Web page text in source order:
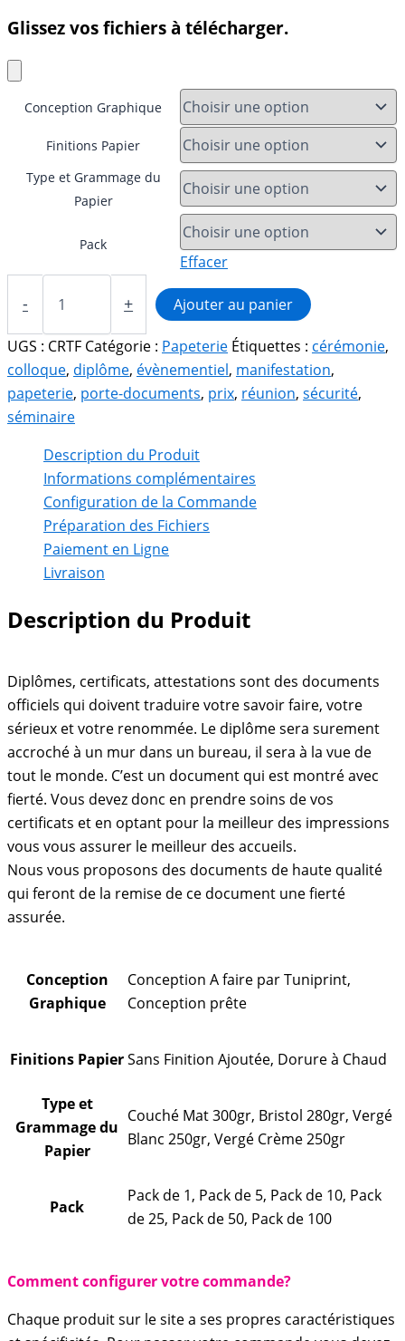
Glissez vos fichiers à télécharger.
Conception Graphique
Finitions Papier
Type et Grammage du
Papier
Pack
Effacer
-
quantité
et
Certificat
+ Ajouter au panier
UGS : CRTF Catégorie : Papeterie Étiquettes : cérémonie,
colloque, diplôme, évènementiel, manifestation,
papeterie, porte-documents, prix, réunion, sécurité,
séminaire
Description du Produit
Informations complémentaires
Configuration de la Commande
Préparation des Fichiers
Paiement en Ligne
Livraison
Description du Produit
Diplômes, certificats, attestations sont des documents
officiels qui doivent traduire votre savoir faire, votre
sérieux et votre renommée. Le diplôme sera surement
accroché à un mur dans un bureau, il sera à la vue de
tout le monde. C’est un document qui est montré avec
fierté. Vous devez donc en prendre soins de vos
certificats et en optant pour la meilleur des impressions
vous vous assurer le meilleur des accueils.
Nous vous proposons des documents de haute qualité
qui feront de la remise de ce document une fierté
assurée.
Conception
Graphique
Conception A faire par Tuniprint,
Conception prête
Finitions PapierSans Finition Ajoutée, Dorure à Chaud
Type et
Grammage du
Papier
Couché Mat 300gr, Bristol 280gr, Vergé
Blanc 250gr, Vergé Crème 250gr
Pack
Pack de 1, Pack de 5, Pack de 10, Pack
de 25, Pack de 50, Pack de 100
Comment configurer votre commande?
Chaque produit sur le site a ses propres caractéristiques